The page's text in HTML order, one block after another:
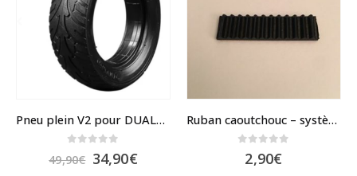
Pneu plein V2 pour DUALTRON Raptor
49,90€ Le
prix
34,90€Le
Ruban caoutchouc – système de pliage – Speedway mini 4
2,90€